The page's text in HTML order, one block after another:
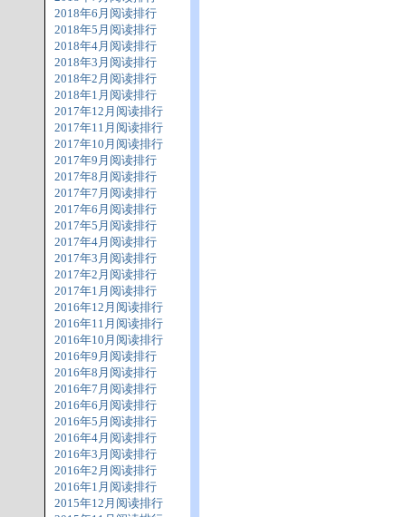
2018年6月阅读排行
2018年5月阅读排行
2018年4月阅读排行
2018年3月阅读排行
2018年2月阅读排行
2018年1月阅读排行
2017年12月阅读排行
2017年11月阅读排行
2017年10月阅读排行
2017年9月阅读排行
2017年8月阅读排行
2017年7月阅读排行
2017年6月阅读排行
2017年5月阅读排行
2017年4月阅读排行
2017年3月阅读排行
2017年2月阅读排行
2017年1月阅读排行
2016年12月阅读排行
2016年11月阅读排行
2016年10月阅读排行
2016年9月阅读排行
2016年8月阅读排行
2016年7月阅读排行
2016年6月阅读排行
2016年5月阅读排行
2016年4月阅读排行
2016年3月阅读排行
2016年2月阅读排行
2016年1月阅读排行
2015年12月阅读排行